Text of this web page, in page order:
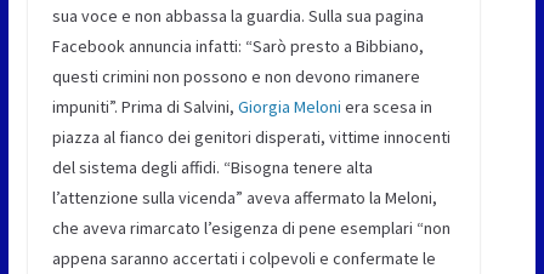
sua voce e non abbassa la guardia. Sulla sua pagina
Facebook annuncia infatti: “Sarò presto a Bibbiano,
questi crimini non possono e non devono rimanere
impuniti”. Prima di Salvini, Giorgia Meloni era scesa in
piazza al fianco dei genitori disperati, vittime innocenti
del sistema degli affidi. “Bisogna tenere alta
l’attenzione sulla vicenda” aveva affermato la Meloni,
che aveva rimarcato l’esigenza di pene esemplari “non
appena saranno accertati i colpevoli e confermate le